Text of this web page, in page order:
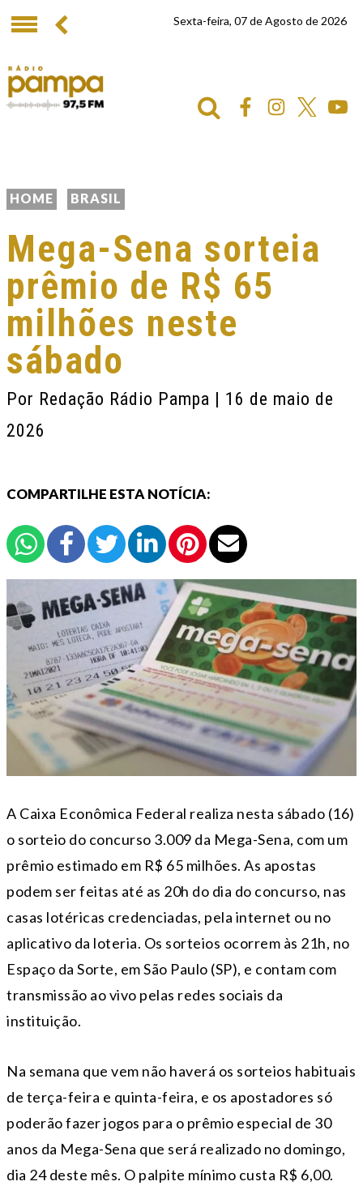
Sexta-feira, 07 de Agosto de 2026
HOME BRASIL
Mega-Sena sorteia
prêmio de R$ 65
milhões neste
sábado
Por Redação Rádio Pampa | 16 de maio de
2026
COMPARTILHE ESTA NOTÍCIA:
A Caixa Econômica Federal realiza nesta sábado (16)
o sorteio do concurso 3.009 da Mega-Sena, com um
prêmio estimado em R$ 65 milhões. As apostas
podem ser feitas até as 20h do dia do concurso, nas
casas lotéricas credenciadas, pela internet ou no
aplicativo da loteria. Os sorteios ocorrem às 21h, no
Espaço da Sorte, em São Paulo (SP), e contam com
transmissão ao vivo pelas redes sociais da
instituição.
Na semana que vem não haverá os sorteios habituais
de terça-feira e quinta-feira, e os apostadores só
poderão fazer jogos para o prêmio especial de 30
anos da Mega-Sena que será realizado no domingo,
dia 24 deste mês. O palpite mínimo custa R$ 6,00.